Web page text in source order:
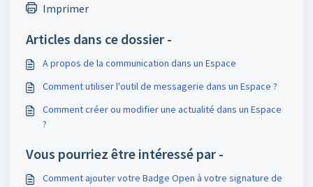
Imprimer
Articles dans ce dossier -
A propos de la communication dans un Espace
Comment utiliser l'outil de messagerie dans un Espace ?
Comment créer ou modifier une actualité dans un Espace
?
Vous pourriez être intéressé par -
Comment ajouter votre Badge Open à votre signature de